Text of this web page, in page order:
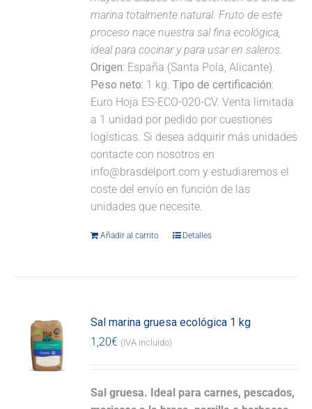
marina totalmente natural. Fruto de este
proceso nace nuestra sal fina ecológica,
ideal para cocinar y para usar en saleros.
Origen: España (Santa Pola, Alicante).
Peso neto: 1 kg.Tipo de certificación:
Euro Hoja ES-ECO-020-CV. Venta limitada
a 1 unidad por pedido por cuestiones
logísticas. Si desea adquirir más unidades
contacte con nosotros en
info@brasdelport.com y estudiaremos el
coste del envío en función de las
unidades que necesite.
Añadir al carrito Detalles
Sal marina gruesa ecológica 1 kg
1,20€ (IVA incluido)
Sal gruesa. Ideal para carnes, pescados,